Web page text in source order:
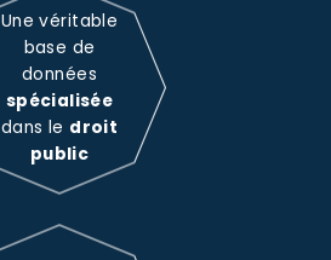
Une véritable
base de
données
spécialisée
dans le droit
public